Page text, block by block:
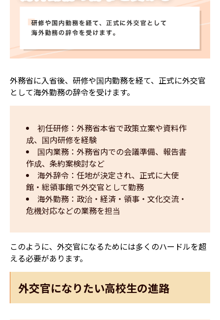
外務省に入省後、研修や国内勤務を経て、正式に外交官
として海外勤務の辞令を受けます。
初任研修：外務省本省で政策立案や資料作
成、国内研修を経験
国内業務：外務省内での会議準備、報告書
作成、条約案検討など
海外辞令：任地が決定され、正式に大使
館・総領事館で外交官として勤務
海外勤務：政治・経済・領事・文化交流・
危機対応などの業務を担当
このように、外交官になるためには多くのハードルを超
える必要があります。
外交官になりたい高校生の進路